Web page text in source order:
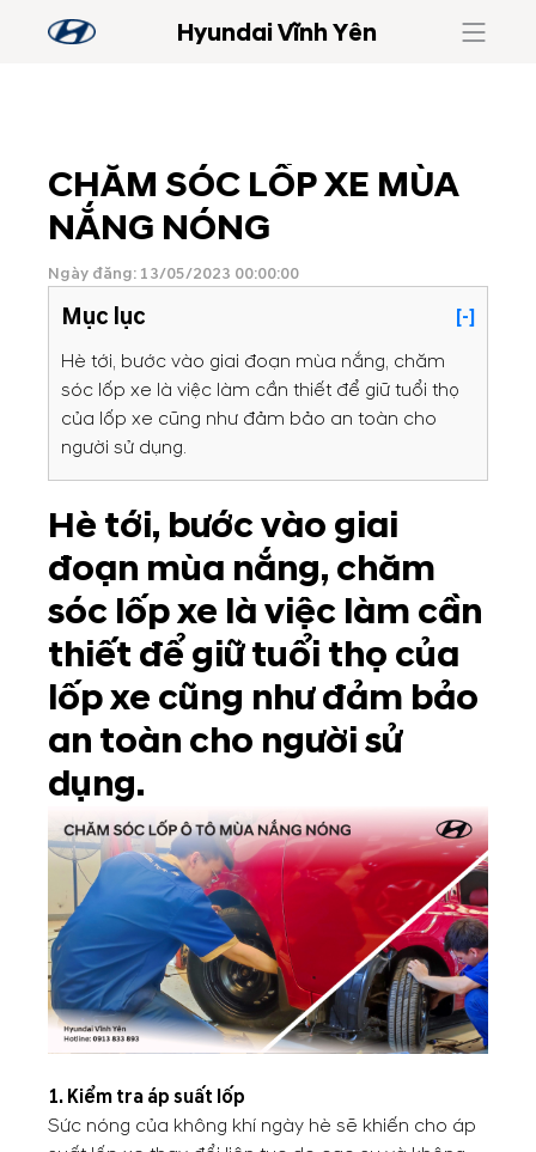
Hyundai Vĩnh Yên
CHĂM SÓC LỐP XE MÙA
NẮNG NÓNG
Ngày đăng: 13/05/2023 00:00:00
Mục lục
[-]
Hè tới, bước vào giai đoạn mùa nắng, chăm
sóc lốp xe là việc làm cần thiết để giữ tuổi thọ
của lốp xe cũng như đảm bảo an toàn cho
người sử dụng.
Hè tới, bước vào giai
đoạn mùa nắng, chăm
sóc lốp xe là việc làm cần
thiết để giữ tuổi thọ của
lốp xe cũng như đảm bảo
an toàn cho người sử
dụng.
1. Kiểm tra áp suất lốp
Sức nóng của không khí ngày hè sẽ khiến cho áp